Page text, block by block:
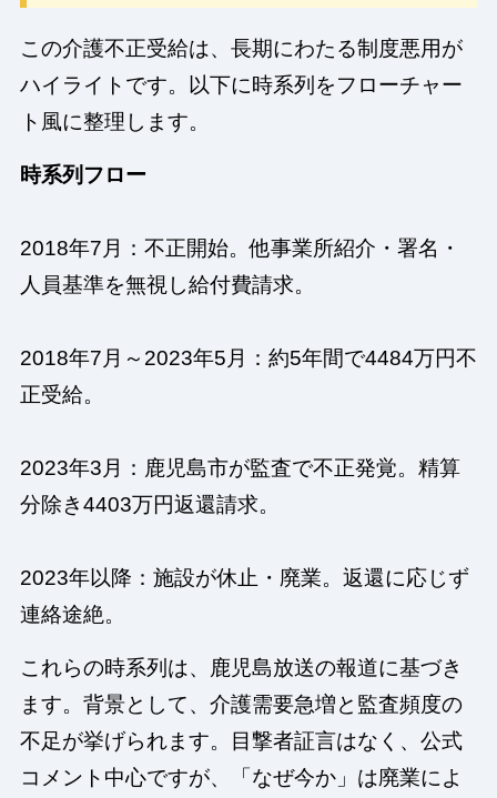
この介護不正受給は、長期にわたる制度悪用が
ハイライトです。以下に時系列をフローチャー
ト風に整理します。
時系列フロー
2018年7月：不正開始。他事業所紹介・署名・
人員基準を無視し給付費請求。
2018年7月～2023年5月：約5年間で4484万円不
正受給。
2023年3月：鹿児島市が監査で不正発覚。精算
分除き4403万円返還請求。
2023年以降：施設が休止・廃業。返還に応じず
連絡途絶。
これらの時系列は、鹿児島放送の報道に基づき
ます。背景として、介護需要急増と監査頻度の
不足が挙げられます。目撃者証言はなく、公式
コメント中心ですが、「なぜ今か」は廃業によ